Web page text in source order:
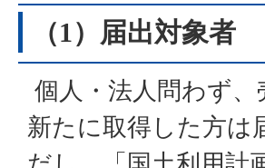
（1）届出対象者
個人・法人問わず
新たに取得した方は